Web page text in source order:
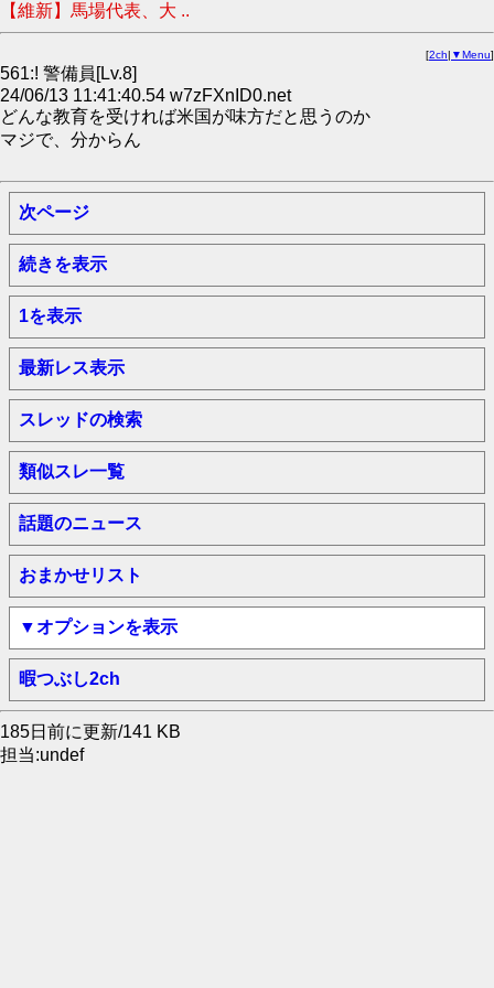
【維新】馬場代表、大 ..
[2ch| ▼Menu]
561:! 警備員[Lv.8]
24/06/13 11:41:40.54 w7zFXnID0.net
どんな教育を受ければ米国が味方だと思うのか
マジで、分からん
次ページ
続きを表示
1を表示
最新レス表示
スレッドの検索
類似スレ一覧
話題のニュース
おまかせリスト
▼オプションを表示
暇つぶし2ch
185日前に更新/141 KB
担当:undef